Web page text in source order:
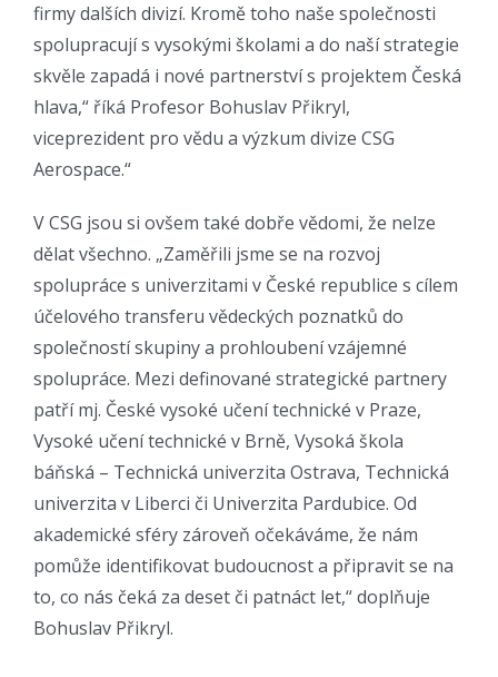
firmy dalších divizí. Kromě toho naše společnosti
spolupracují s vysokými školami a do naší strategie
skvěle zapadá i nové partnerství s projektem Česká
hlava,“ říká Profesor Bohuslav Přikryl,
viceprezident pro vědu a výzkum divize CSG
Aerospace.“
V CSG jsou si ovšem také dobře vědomi, že nelze
dělat všechno. „Zaměřili jsme se na rozvoj
spolupráce s univerzitami v České republice s cílem
účelového transferu vědeckých poznatků do
společností skupiny a prohloubení vzájemné
spolupráce. Mezi definované strategické partnery
patří mj. České vysoké učení technické v Praze,
Vysoké učení technické v Brně, Vysoká škola
báňská – Technická univerzita Ostrava, Technická
univerzita v Liberci či Univerzita Pardubice. Od
akademické sféry zároveň očekáváme, že nám
pomůže identifikovat budoucnost a připravit se na
to, co nás čeká za deset či patnáct let,“ doplňuje
Bohuslav Přikryl.